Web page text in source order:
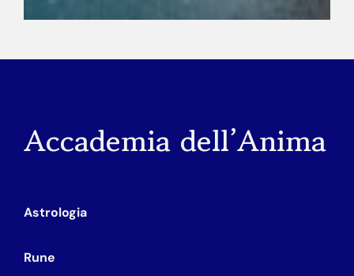
Accademia dell’Anima
Astrologia
Rune